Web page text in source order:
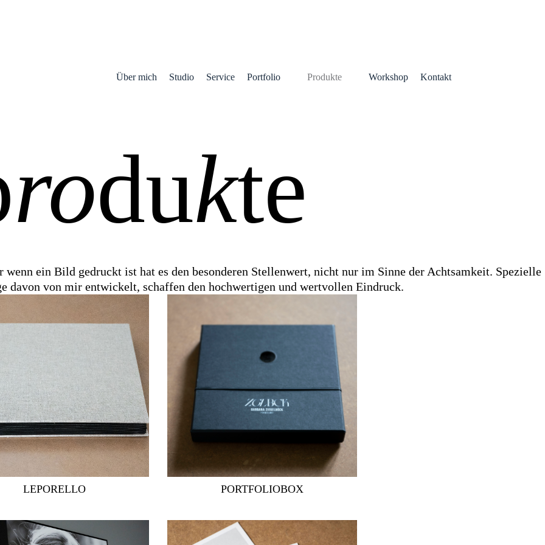
Über mich Studio Service Portfolio Produkte Workshop Kontakt
rodukte
ein Bild gedruckt ist hat es den besonderen Stellenwert, nicht nur im Sinne der Achtsamkeit. Spezielle
davon von mir entwickelt, schaffen den hochwertigen und wertvollen Eindruck.
PORTFOLIOBOX
LEPORELLO